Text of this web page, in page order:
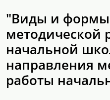
"Виды и формы
методической
начальной
направления
работы